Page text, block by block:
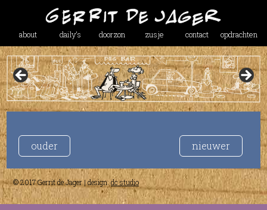
about daily’s doorzon zusje contact opdrachten
ouder nieuwer
© 2017 Gerrit de Jager | design:dc studio